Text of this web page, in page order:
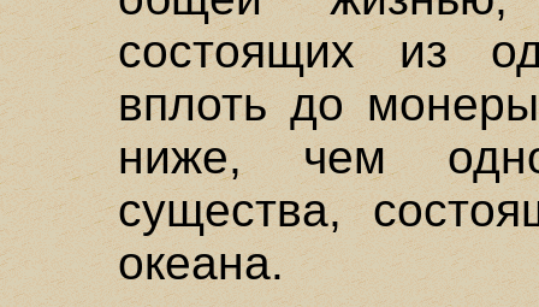
состоящих из
вплоть до
ниже, чем
существа,
океана.